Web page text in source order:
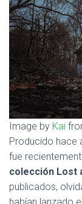
Image by Kai
Producido hace
fue
colección Lost
publicados,
habían lanzado